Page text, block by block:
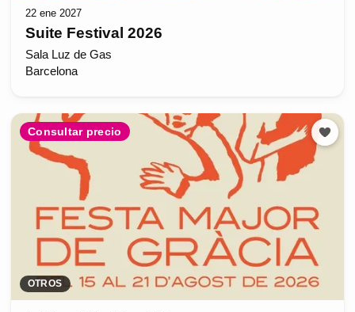
22 ene 2027
Suite Festival 2026
Sala Luz de Gas
Barcelona
Consultar precio
OTROS